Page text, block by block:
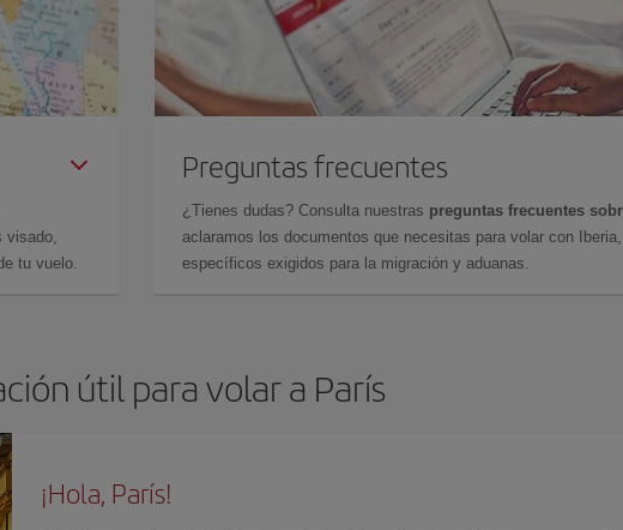
visado,
tu vuelo.
Preguntas frecuentes
¿Tienes dudas? Consulta nuestras preguntas frecuentes
aclaramos los documentos que necesitas para volar con
específicos exigidos para la migración y aduanas.
útil para volar a París
¡Hola, París!